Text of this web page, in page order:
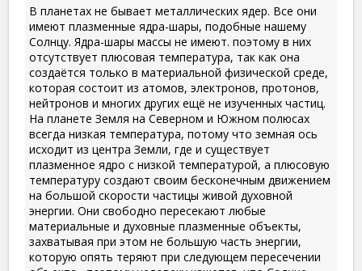
В планетах не бывает металлических ядер. Все они
имеют плазменные ядра-шары, подобные нашему
Солнцу. Ядра-шары массы не имеют. поэтому в них
отсутствует плюсовая температура, так как она
создаётся только в материальной физической среде,
которая состоит из атомов, электронов, протонов,
нейтронов и многих других ещё не изученных частиц.
На планете Земля на Северном и Южном полюсах
всегда низкая температура, потому что земная ось
исходит из центра Земли, где и существует
плазменное ядро с низкой температурой, а плюсовую
температуру создают своим бесконечным движением
на большой скорости частицы живой духовной
энергии. Они свободно пересекают любые
материальные и духовные плазменные объекты,
захватывая при этом не большую часть энергии,
которую опять теряют при следующем пересечении